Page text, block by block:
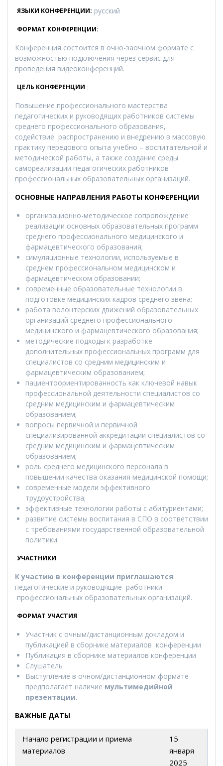
ЯЗЫКИ КОНФЕРЕНЦИИ: русский
ФОРМАТ КОНФЕРЕНЦИИ:
Конференция состоится в очно-заочном формате с
возможностью подключения через сервис для
проведения видеоконференций.
ЦЕЛЬ КОНФЕРЕНЦИИ :
Повышение профессионального мастерства
педагогических и руководящих работников системы
среднего профессионального образования,
содействие распространению и внедрению в массовую
практику передового опыта учебно – воспитательной и
методической работы, а также создание среды
самореализации педагогических работников
профессиональных образовательных организаций.
ОСНОВНЫЕ НАПРАВЛЕНИЯ РАБОТЫ КОНФЕРЕНЦИИ
организационно-методическое сопровождение
реализации основных образовательных программ
среднего профессионального медицинского и
фармацевтического образования;
симуляционные технологии, используемые в
среднем профессиональном медицинском и
фармацевтическом образовании;
современные образовательные технологии в
подготовке медицинских кадров среднего звена;
работа волонтерских движений образовательных
организаций среднего профессионального
медицинского и фармацевтического образования;
методические подходы к разработке
дополнительных профессиональных программ для
специалистов со средним медицинским и
фармацевтическим образованием;
пациентоориентированность как ключевой навык
профессиональной деятельности специалистов со
средним медицинским и фармацевтическим
образованием;
вопросы первичной и первичной
специализированной аккредитации специалистов со
средним медицинским и фармацевтическим
образованием;
роль среднего медицинского персонала в
повышении качества оказания медицинской помощи;
современные модели эффективного
трудоустройства;
эффективные технологии работы с абитуриентами;
развитие системы воспитания в СПО в соответствии
с требованиями государственной образовательной
политики.
УЧАСТНИКИ
К участию в конференции приглашаются:
педагогические и руководящие работники
профессиональных образовательных организаций.
ФОРМАТ УЧАСТИЯ
Участник с очным/дистанционным докладом и
публикацией в сборнике материалов конференции
Публикация в сборнике материалов конференции
Слушатель
Выступление в очном/дистанционном формате
предполагает наличие мультимедийной
презентации.
ВАЖНЫЕ ДАТЫ
Начало регистрации и приема
материалов
15
января
2025